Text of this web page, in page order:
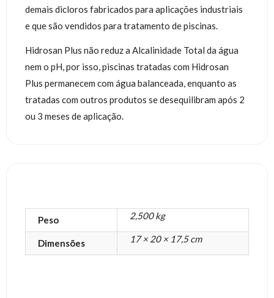
demais dicloros fabricados para aplicações industriais
e que são vendidos para tratamento de piscinas.
Hidrosan Plus não reduz a Alcalinidade Total da água
nem o pH, por isso, piscinas tratadas com Hidrosan
Plus permanecem com água balanceada, enquanto as
tratadas com outros produtos se desequilibram após 2
ou 3 meses de aplicação.
Peso 2,500 kg
Dimensões 17 × 20 × 17,5 cm